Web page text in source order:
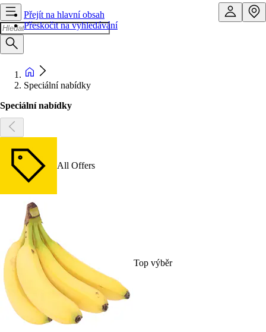
Přejít na hlavní obsah
Přeskočit na vyhledávání
Speciální nabídky
Speciální nabídky
All Offers
Top výběr